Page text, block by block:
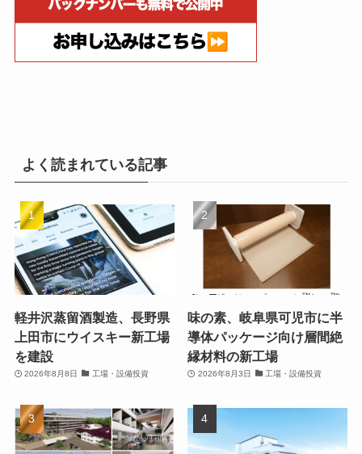
よく読まれている記事
軽井沢蒸留酒製造、長野県
上田市にウイスキー新工場
を建設
2026年8月8日 工場・設備投資
味の素、岐阜県可児市に半
導体パッケージ向け層間絶
縁材料の新工場
2026年8月3日 工場・設備投資